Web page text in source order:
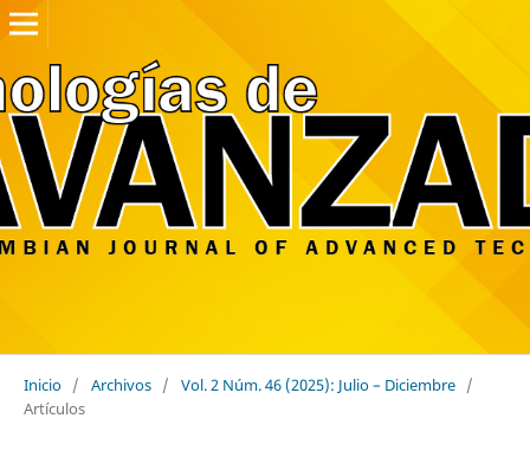
Inicio / Archivos / Vol. 2 Núm. 46 (2025): Julio – Diciembre /
Artículos